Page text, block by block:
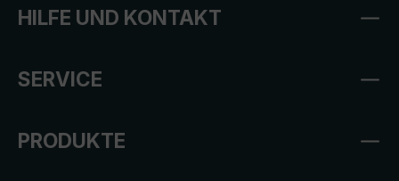
HILFE UND KONTAKT
SERVICE
PRODUKTE